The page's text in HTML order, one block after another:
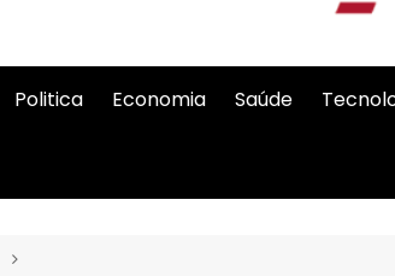
Politica Economia Saúde